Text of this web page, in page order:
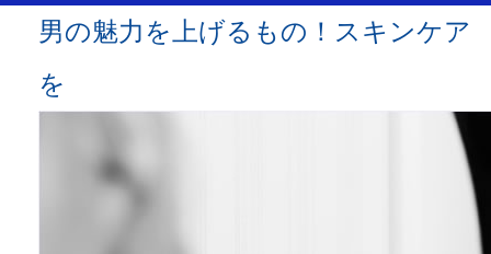
男の魅力を上げるもの！スキンケア
を